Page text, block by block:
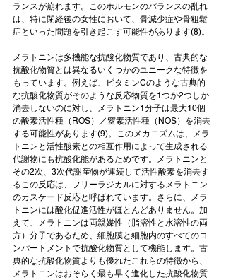
ランスが崩れます。このホルモンのバランスの乱れ
は、特に閉経後の女性において、骨減少症や骨粗鬆
症といった問題を引き起こす可能性があります(8)。
メラトニンは多機能な抗酸化物質であり、古典的な
抗酸化物質とは異なるいくつかのユニークな特徴を
もっています。例えば、ビタミンCのような古典的
な抗酸化物質がそのような反応物質を1つか2つしか
消去しないのに対し、メラトニン1分子は最大10個
の酸素活性種（ROS）／窒素活性種（NOS）を消去
する可能性があります(9)。このメカニズムは、メラ
トニンと活性酸素との相互作用によって生成される
代謝物にも抗酸化能があるためです。メラトニンと
その2次、3次代謝産物が連続して活性酸素を消去す
るこの反応は、フリーラジカルに対するメラトニン
のカスケード反応と呼ばれています。さらに、メラ
トニンには酸化促進活性がほとんどありません。加
えて、メラトニンは両親媒性（脂溶性と水溶性の両
方）分子であるため、細胞膜と細胞内のすべてのコ
ンパートメントで抗酸化物質として機能します。古
典的な抗酸化物質よりも優れたこれらの特徴から、
メラトニンはおそらく最も早く進化した抗酸化物質